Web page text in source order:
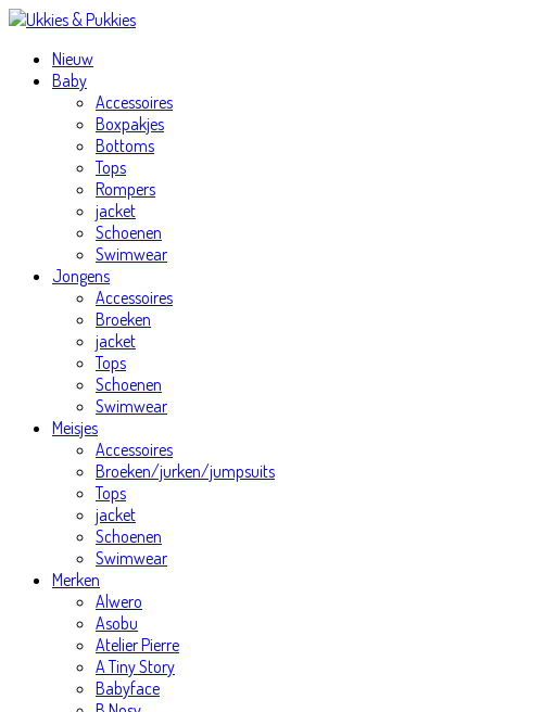
Nieuw
Baby
Accessoires
Boxpakjes
Bottoms
Tops
Rompers
jacket
Schoenen
Swimwear
Jongens
Accessoires
Broeken
jacket
Tops
Schoenen
Swimwear
Meisjes
Accessoires
Broeken/jurken/jumpsuits
Tops
jacket
Schoenen
Swimwear
Merken
Alwero
Asobu
Atelier Pierre
A Tiny Story
Babyface